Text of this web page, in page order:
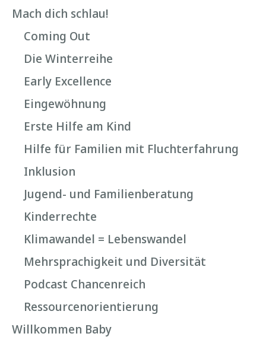
Mach dich schlau!
Coming Out
Die Winterreihe
Early Excellence
Eingewöhnung
Erste Hilfe am Kind
Hilfe für Familien mit Fluchterfahrung
Inklusion
Jugend- und Familienberatung
Kinderrechte
Klimawandel = Lebenswandel
Mehrsprachigkeit und Diversität
Podcast Chancenreich
Ressourcenorientierung
Willkommen Baby